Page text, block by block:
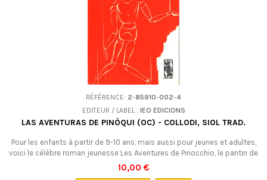
RÉFÉRENCE: 2-85910-002-4
EDITEUR / LABEL : IEO EDICIONS
LAS AVENTURAS DE PINÒQUI (OC) - COLLODI, SIOL TRAD.
Pour les enfants à partir de 9-10 ans, mais aussi pour jeunes et adultes,
voici le célèbre roman jeunesse Les Aventures de Pinocchio, le pantin de
bois dont le nez s'allonge à chaque mensonge, en
occitan (languedocien). LIVRE D’OCCASION, aujourd’hui difficile à
10,00 €